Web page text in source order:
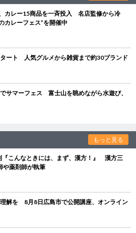
カレー15商品を一斉投入 名店監修から冷
カレーフェス”を開催中
ート 人気グルメから雑貨まで約30ブランド
サマーフェス 富士山を眺めながら水遊び、
もっと見る
『こんなときには、まず、漢方！』 漢方三
や薬剤師が執筆
解を 8月8日広島市で公開講座、オンライン